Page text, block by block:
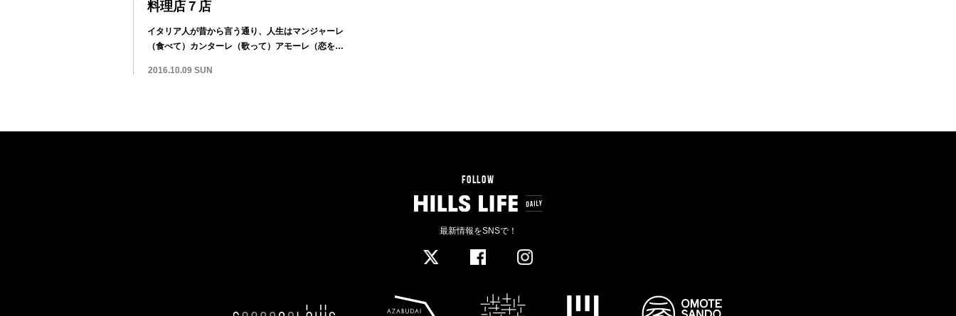
料理店７店
イタリア人が昔から言う通り、人生はマンジャーレ
（食べて）カンターレ（歌って）アモーレ（恋をし
2016.10.09 SUN
FOLLOW
最新情報をSNSで！